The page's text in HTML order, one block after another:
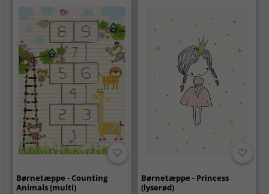
Børnetæppe - Counting
Animals (multi)
Børnetæppe - Princess
(lyserød)